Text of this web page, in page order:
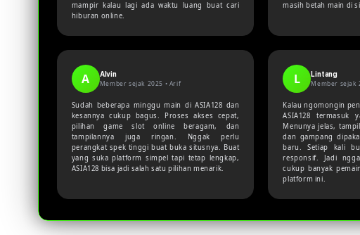
mampir kalau lagi ada waktu luang buat cari
hiburan online.
masih betah main di
A Alvin
Member sejak 2025 • Arif
Sudah beberapa minggu main di ASIA128 dan
kesannya cukup bagus. Proses akses cepat,
pilihan game slot online beragam, dan
tampilannya juga ringan. Nggak perlu
perangkat spek tinggi buat buka situsnya. Buat
yang suka platform simpel tapi tetap lengkap,
ASIA128 bisa jadi salah satu pilihan menarik.
L Lintang
Member sejak
Kalau ngomongin
ASIA128 termasuk
Menunya jelas,
dan gampang
baru. Setiap kali
responsif. Jadi
cukup banyak
platform ini.